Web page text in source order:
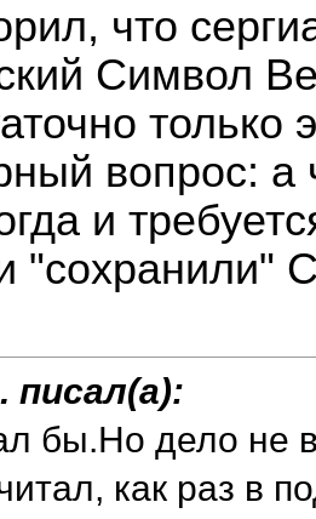
что
Символ
только
вопрос:
и
"сохранили"
писал(а):
бы.Но дело не
как раз в